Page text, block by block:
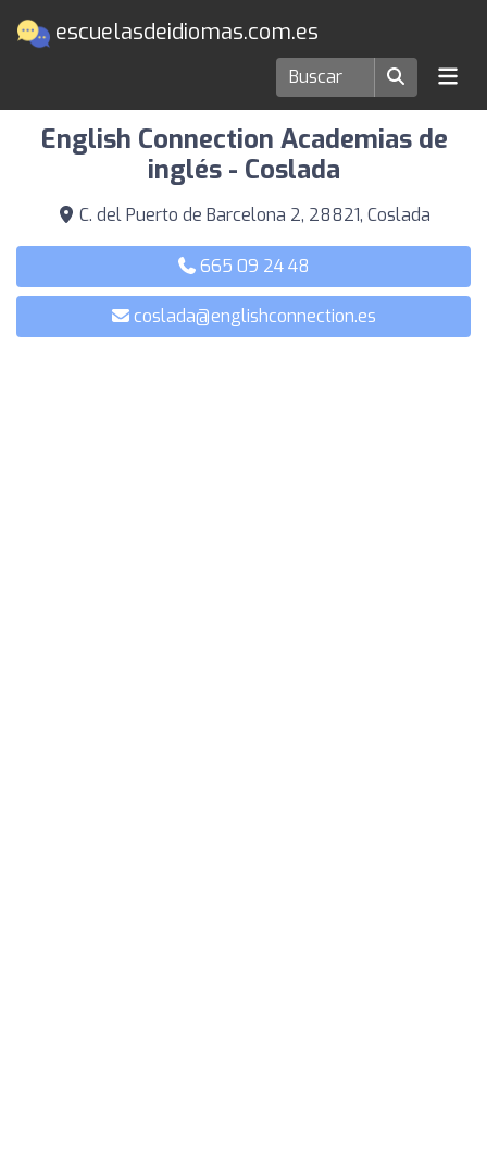
escuelasdeidiomas.com.es
Escuelas de idiomas en Coslada
English Connection Academias de
inglés - Coslada
C. del Puerto de Barcelona 2, 28821, Coslada
665 09 24 48
coslada@englishconnection.es